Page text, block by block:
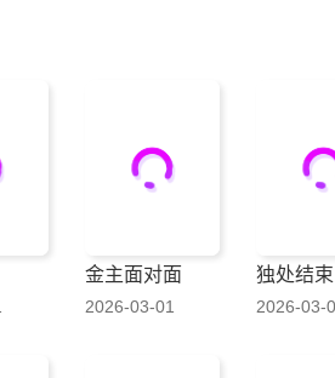
金主面对面
2026-03-01
独处结束
2026-03-